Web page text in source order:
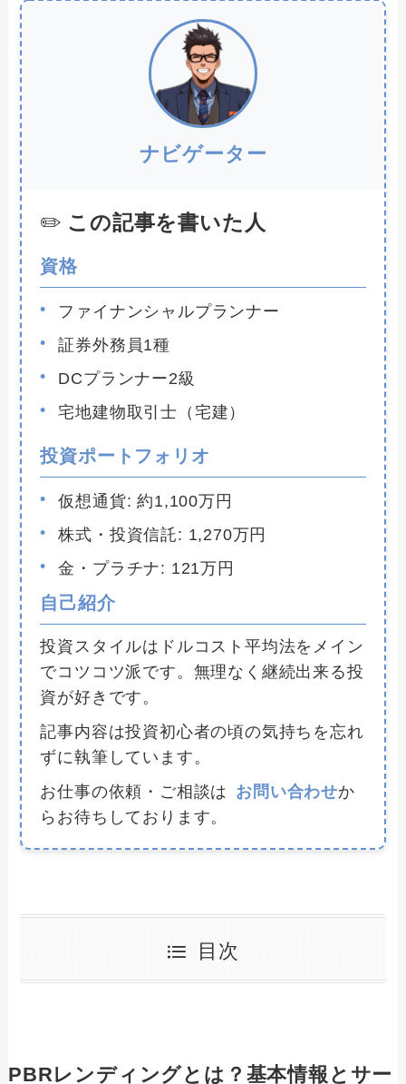
ナビゲーター
この記事を書いた人
資格
ファイナンシャルプランナー
証券外務員1種
DCプランナー2級
宅地建物取引士（宅建）
投資ポートフォリオ
仮想通貨: 約1,100万円
株式・投資信託: 1,270万円
金・プラチナ: 121万円
自己紹介
投資スタイルはドルコスト平均法をメイン
でコツコツ派です。無理なく継続出来る投
資が好きです。
記事内容は投資初心者の頃の気持ちを忘れ
ずに執筆しています。
お仕事の依頼・ご相談は お問い合わせか
らお待ちしております。
目次
PBRレンディングとは？基本情報とサー